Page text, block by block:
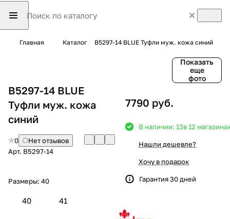
Главная Каталог B5297-14 BLUE Туфли муж. кожа синий
Показать
еще
фото
B5297-14 BLUE
Туфли муж. кожа
синий
0
Нет отзывов
Арт. B5297-14
Размеры: 40
40 41
7790 руб.
В наличии: 13в 12
Нашли дешевле?
Хочу в подарок
Гарантия 30 дней